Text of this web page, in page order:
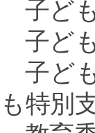
子ど
子ど
子ど
も特別